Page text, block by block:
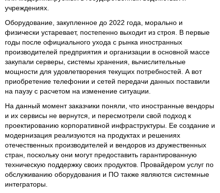
учреждениях.
Оборудование, закупленное до 2022 года, морально и
физически устаревает, постепенно выходит из строя. В первые
годы после официального ухода с рынка иностранных
производителей предприятия и организации в основной массе
закупали серверы, системы хранения, вычислительные
мощности для удовлетворения текущих потребностей. А вот
приобретение телефонии и сетей передачи данных поставили
на паузу с расчетом на изменение ситуации.
На данный момент заказчики поняли, что иностранные вендоры
и их сервисы не вернутся, и пересмотрели свой подход к
проектированию корпоративной инфраструктуры. Ее создание и
модернизация реализуются на продуктах и решениях
отечественных производителей и вендоров из дружественных
стран, поскольку они могут предоставить гарантированную
техническую поддержку своих продуктов. Провайдером услуг по
обслуживанию оборудования и ПО также являются системные
интеграторы.